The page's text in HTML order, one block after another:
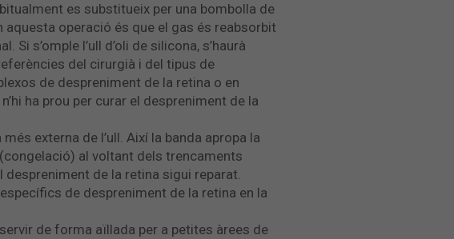
es substitueix per una bombolla de
operació és que el gas és reabsorbit
s’omple l’ull d’oli de silicona, s’haurà
del cirurgià i del tipus de
de despreniment de la retina o en
ha prou per curar el despreniment de la
externa de l’ull. Així la banda apropa la
al voltant dels trencaments
despreniment de la retina sigui reparat.
de despreniment de la retina en la
de forma aïllada per a petites àrees de